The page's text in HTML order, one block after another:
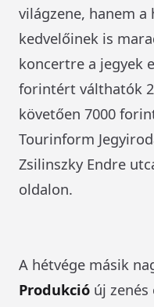
világzene, hanem a
kedvelőinek is
koncertre a jegyek
forintért válthatók
követően 7000
Tourinform
Zsilinszky Endre
oldalon.
A hétvége másik
Produkció új zenés